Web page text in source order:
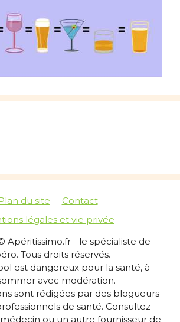
du site
Contact
légales et vie privée
Apéritissimo.fr - le spécialiste de
Tous droits réservés.
est dangereux pour la santé, à
avec modération.
sont rédigées par des blogueurs
de santé. Consultez
ou un autre fournisseur de